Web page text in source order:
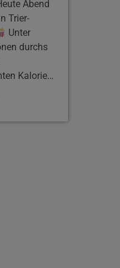
Abend
Trier-
Unter
durchs
Kalorien